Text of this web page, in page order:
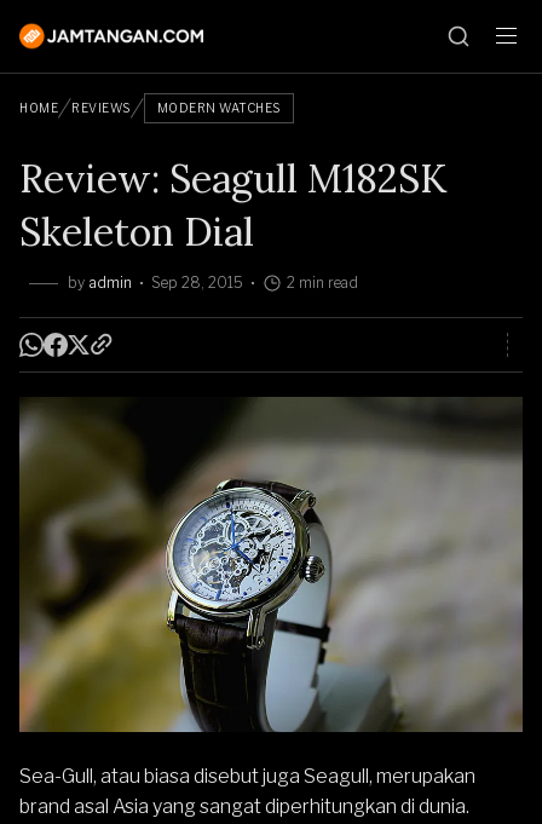
HOME REVIEWS MODERN WATCHES
Review: Seagull M182SK
Skeleton Dial
by admin Sep 28, 2015 2 min read
Sea-Gull, atau biasa disebut juga Seagull, merupakan
brand asal Asia yang sangat diperhitungkan di dunia.